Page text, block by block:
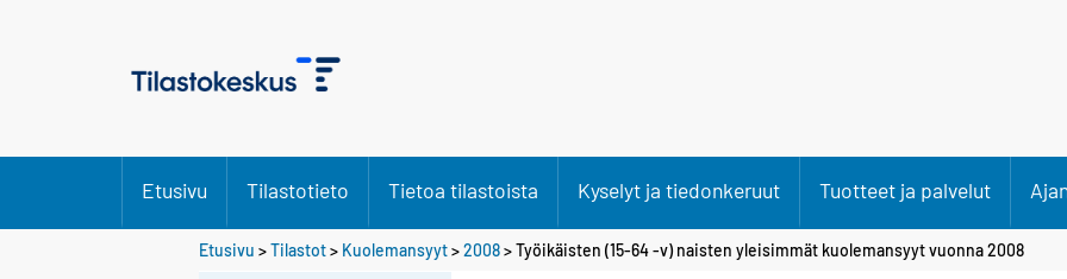
Etusivu Tilastotieto Tietoa tilastoista Kyselyt ja tiedonkeruut Tuotteet ja palvelut
Etusivu >Tilastot> Kuolemansyyt>2008> Työikäisten (15-64 -v) naisten yleisimmät kuolemansyyt vuonna 2008